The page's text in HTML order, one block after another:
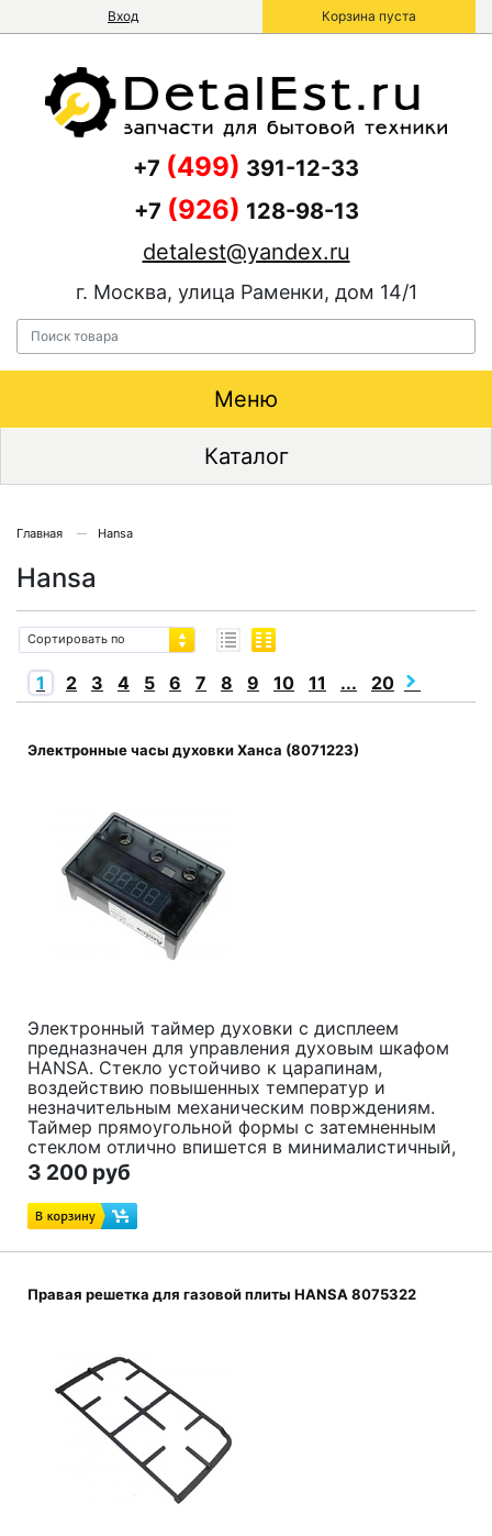
Вход Корзина пуста
+7 (499) 391-12-33
+7 (926) 128-98-13
detalest@yandex.ru
г. Москва, улица Раменки, дом 14/1
Меню
Каталог
Главная Hansa
Hansa
Сортировать по
1 2 3 4 5 6 7 8 9 10 11 ... 20
Электронные часы духовки Ханса (8071223)
Электронный таймер духовки с дисплеем
предназначен для управления духовым шкафом
HANSA. Стекло устойчиво к царапинам,
воздействию повышенных температур и
незначительным механическим поврждениям.
Таймер прямоугольной формы с затемненным
стеклом отлично впишется в минималистичный,
скандинавский интерьер, будет выигрышно
смотреться на кухне в стиле лофт.
Код товара:8071223
3 200 руб
Правая решетка для газовой плиты HANSA 8075322